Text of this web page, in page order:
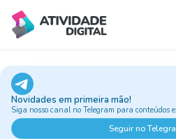
Jogos e Atividades
Trilhas
Novidades em primeira mão!
Siga nosso canal no Telegram para conteúdos
Seguir no